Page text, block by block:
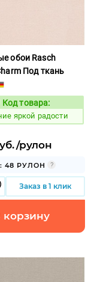
обои Rasch
Под ткань
975827
Код товара:
яркой радости
рулон
48 РУЛОН
Заказ в 1 клик
корзину